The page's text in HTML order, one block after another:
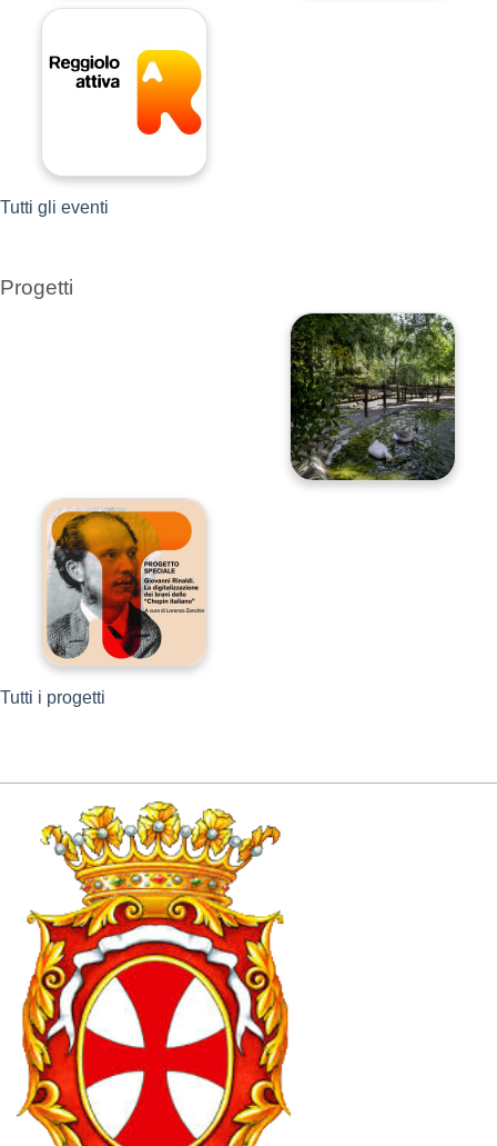
Tutti gli eventi
Progetti
Tutti i progetti